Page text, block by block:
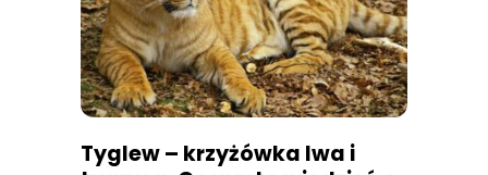
Tyglew – krzyżówka lwa i